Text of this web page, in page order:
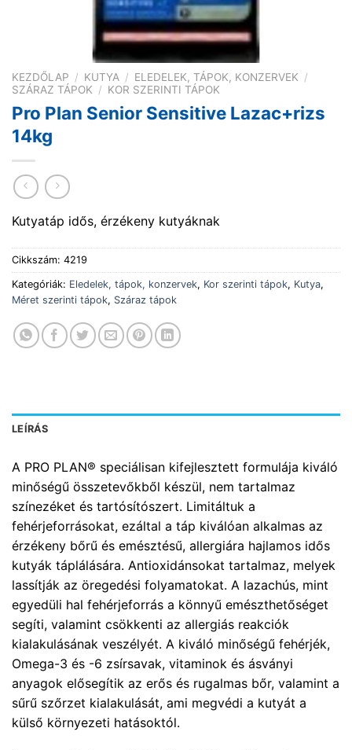
KEZDŐLAP / KUTYA / ELEDELEK, TÁPOK, KONZERVEK /
SZÁRAZ TÁPOK / KOR SZERINTI TÁPOK
Pro Plan Senior Sensitive Lazac+rizs
14kg
Kutyatáp idős, érzékeny kutyáknak
Cikkszám: 4219
Kategóriák: Eledelek, tápok, konzervek, Kor szerinti tápok, Kutya,
Méret szerinti tápok, Száraz tápok
LEÍRÁS
A PRO PLAN® speciálisan kifejlesztett formulája kiváló
minőségű összetevőkből készül, nem tartalmaz
színezéket és tartósítószert. Limitáltuk a
fehérjeforrásokat, ezáltal a táp kiválóan alkalmas az
érzékeny bőrű és emésztésű, allergiára hajlamos idős
kutyák táplálására. Antioxidánsokat tartalmaz, melyek
lassítják az öregedési folyamatokat. A lazachús, mint
egyedüli hal fehérjeforrás a könnyű emészthetőséget
segíti, valamint csökkenti az allergiás reakciók
kialakulásának veszélyét. A kiváló minőségű fehérjék,
Omega-3 és -6 zsírsavak, vitaminok és ásványi
anyagok elősegítik az erős és rugalmas bőr, valamint a
sűrű szőrzet kialakulását, ami megvédi a kutyát a
külső környezeti hatásoktól.